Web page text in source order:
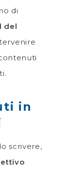
di
del
in
scrivere,